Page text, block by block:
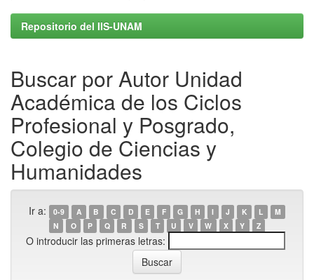
Repositorio del IIS-UNAM
Buscar por Autor Unidad
Académica de los Ciclos
Profesional y Posgrado,
Colegio de Ciencias y
Humanidades
Ir a: 0-9 A B C D E F G H I J K L
M
N
O P Q R S T U V W X Y Z
O introducir las primeras letras: